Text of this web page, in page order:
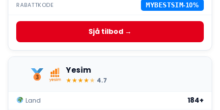
RABATTKODE MYBESTSIM-10%
Sjå tilbod →
Yesim
★★★★★ 4.7
Land 184+